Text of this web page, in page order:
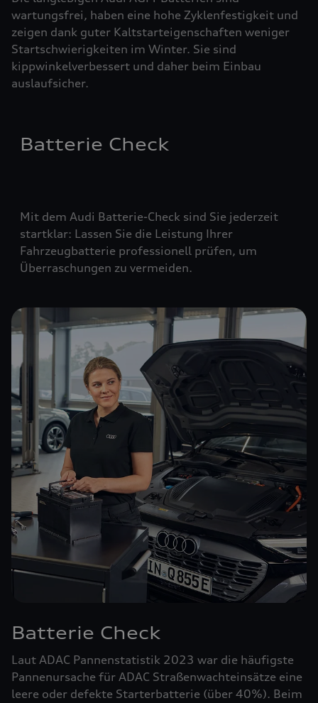
wartungsfrei, haben eine hohe Zyklenfestigkeit und
zeigen dank guter Kaltstarteigenschaften weniger
Startschwierigkeiten im Winter. Sie sind
kippwinkelverbessert und daher beim Einbau
auslaufsicher.
Batterie Check
Mit dem Audi Batterie-Check sind Sie jederzeit
startklar: Lassen Sie die Leistung Ihrer
Fahrzeugbatterie professionell prüfen, um
Überraschungen zu vermeiden.
Batterie Check
Laut ADAC Pannenstatistik 2023 war die häufigste
Pannenursache für ADAC Straßenwachteinsätze eine
leere oder defekte Starterbatterie (über 40%). Beim